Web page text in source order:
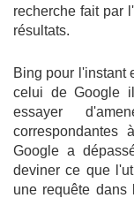
recherche fait par
résultats.
Bing pour l'instant
celui de Google
essayer
Google a
deviner ce que
une requête dans